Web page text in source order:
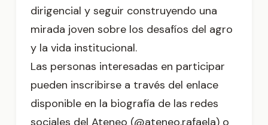
dirigencial y seguir construyendo una
mirada joven sobre los desafíos del agro
y la vida institucional.
Las personas interesadas en participar
pueden inscribirse a través del enlace
disponible en la biografía de las redes
sociales del Ateneo (@ateneo.rafaela) o